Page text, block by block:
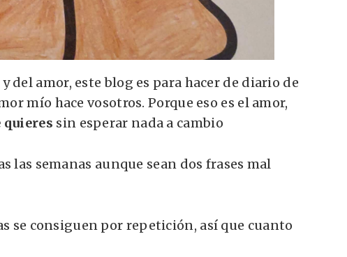
del amor, este blog es para hacer de diario de
mío hace vosotros. Porque eso es el amor,
quieres sin esperar nada a cambio
las semanas aunque sean dos frases mal
se consiguen por repetición, así que cuanto